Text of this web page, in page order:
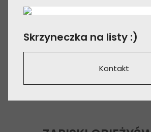
Skrzyneczka na listy :)
Kontakt